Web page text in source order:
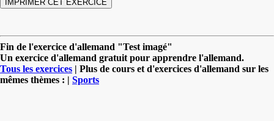
Fin de l'exercice d'allemand "Test imagé"
Un exercice d'allemand gratuit pour apprendre l'allemand.
Tous les exercices | Plus de cours et d'exercices d'allemand sur les
mêmes thèmes : | Sports